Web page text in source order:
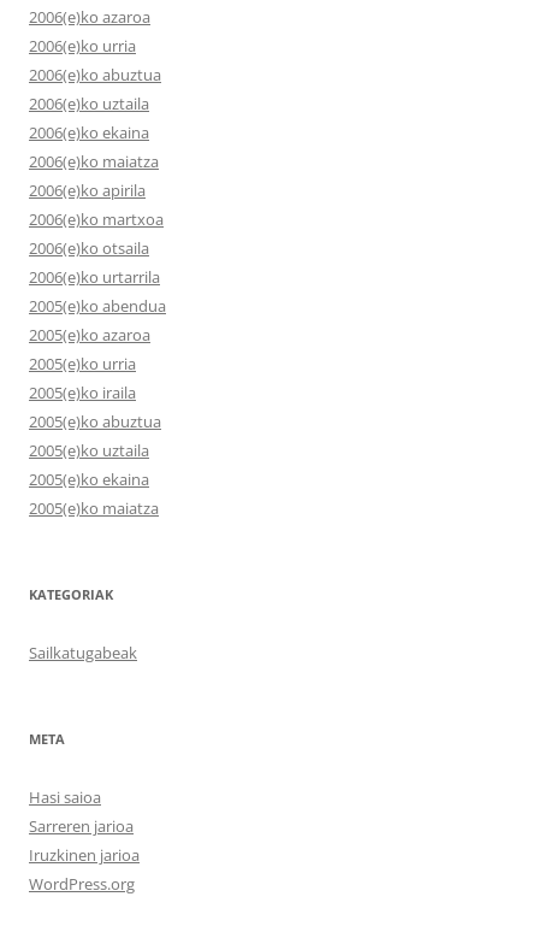
2006(e)ko azaroa
2006(e)ko urria
2006(e)ko abuztua
2006(e)ko uztaila
2006(e)ko ekaina
2006(e)ko maiatza
2006(e)ko apirila
2006(e)ko martxoa
2006(e)ko otsaila
2006(e)ko urtarrila
2005(e)ko abendua
2005(e)ko azaroa
2005(e)ko urria
2005(e)ko iraila
2005(e)ko abuztua
2005(e)ko uztaila
2005(e)ko ekaina
2005(e)ko maiatza
KATEGORIAK
Sailkatugabeak
META
Hasi saioa
Sarreren jarioa
Iruzkinen jarioa
WordPress.org